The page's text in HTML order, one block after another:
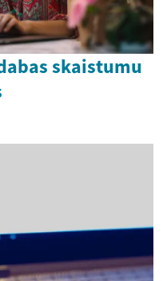
skaistumu